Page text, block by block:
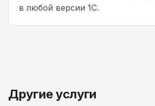
в любой версии 1С.
Другие услуги